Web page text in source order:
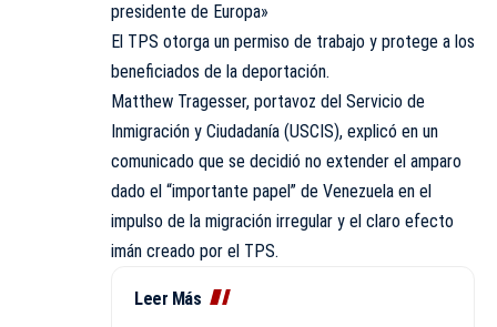
presidente de Europa»
El TPS otorga un permiso de trabajo y protege a los
beneficiados de la deportación.
Matthew Tragesser, portavoz del Servicio de
Inmigración y Ciudadanía (USCIS), explicó en un
comunicado que se decidió no extender el amparo
dado el “importante papel” de Venezuela en el
impulso de la migración irregular y el claro efecto
imán creado por el TPS.
Leer Más